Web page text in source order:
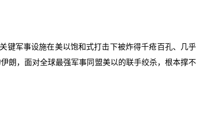
键军事设施在美以饱和式打击下被炸得千疮百孔、几乎
朗，面对全球最强军事同盟美以的联手绞杀，根本撑不